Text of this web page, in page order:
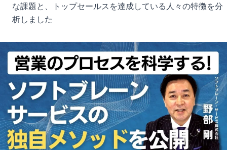
な課題と、トップセールスを達成している人々の特徴を分
析しました